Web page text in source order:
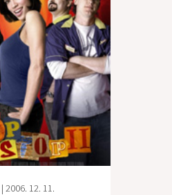
| 2006. 12. 11.